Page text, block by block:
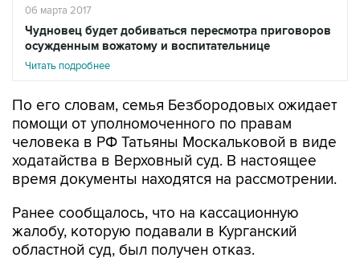
06 марта 2017
Чудновец будет добиваться пересмотра приговоров
осужденным вожатому и воспитательнице
Читать подробнее
По его словам, семья Безбородовых ожидает
помощи от уполномоченного по правам
человека в РФ Татьяны Москальковой в виде
ходатайства в Верховный суд. В настоящее
время документы находятся на рассмотрении.
Ранее сообщалось, что на кассационную
жалобу, которую подавали в Курганский
областной суд, был получен отказ.